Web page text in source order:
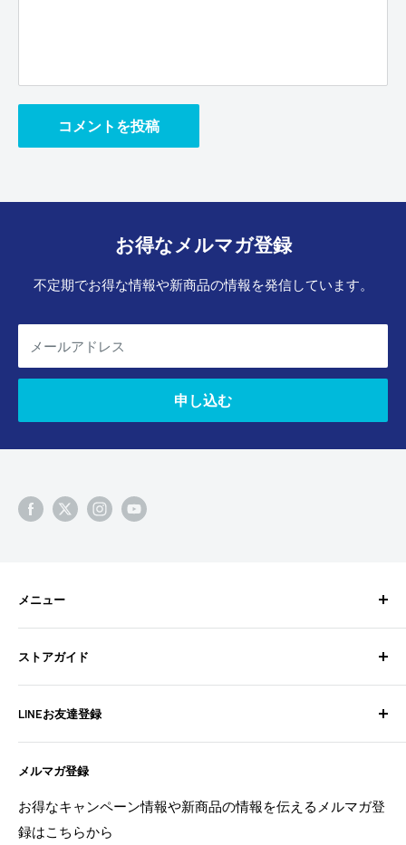
コメントを投稿
お得なメルマガ登録
不定期でお得な情報や新商品の情報を発信しています。
メールアドレス
申し込む
メニュー
BixpyJetとは
BIXPY JETインストールガイド
フォトギャラリー
よくある質問
お問い合わせ
利用規約
返金ポリシー
ストアガイド
お問い合わせ
配送ポリシー
特定商取引法に基づく表記
返金ポリシー
プライバシーポリシー
メルマガ登録
お得なキャンペーン情報や新商品の情報を伝えるメルマガ登
録はこちらから
LINEお友達登録